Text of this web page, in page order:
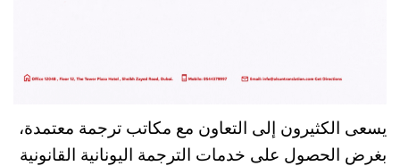
يسعى الكثيرون إلى التعاون مع مكاتب ترجمة معتمدة،
بغرض الحصول على خدمات الترجمة اليونانية القانونية